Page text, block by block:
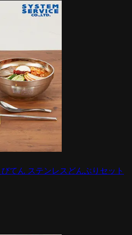
てん ステンレスどんぶりセット